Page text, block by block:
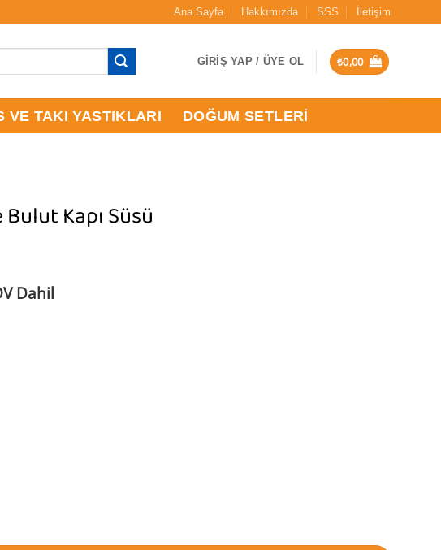
Ana Sayfa Hakkımızda SSS İletişim
GIRIŞ YAP / ÜYE OL ₺0,00
VE TAKI YASTIKLARI DOĞUM SETLERI
Kapı Süsü
Dahil
Süsü adet